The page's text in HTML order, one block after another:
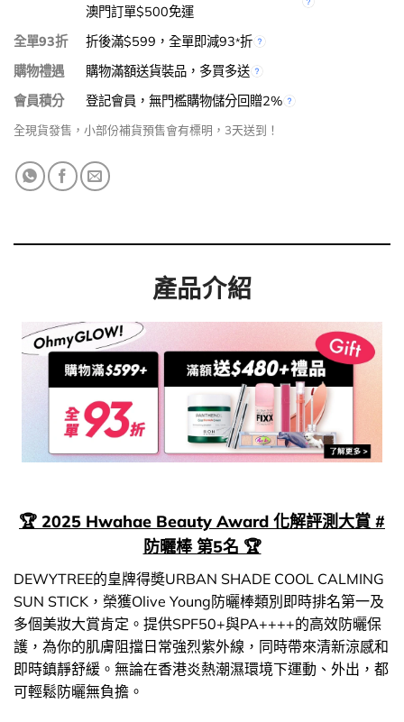
澳門訂單$500免運
全單93折
折後滿$599，全單即減93*折
購物禮遇
購物滿額送貨裝品，多買多送
會員積分
登記會員，無門檻購物儲分回贈2%
全現貨發售，小部份補貨預售會有標明，3天送到！
產品介紹
🏆 2025 Hwahae Beauty Award 化解評測大賞 #
防曬棒 第5名 🏆
DEWYTREE的皇牌得奬URBAN SHADE COOL CALMING
SUN STICK，榮獲Olive Young防曬棒類別即時排名第一及
多個美妝大賞肯定。提供SPF50+與PA++++的高效防曬保
護，為你的肌膚阻擋日常強烈紫外線，同時帶來清新涼感和
即時鎮靜舒緩。無論在香港炎熱潮濕環境下運動、外出，都
可輕鬆防曬無負擔。